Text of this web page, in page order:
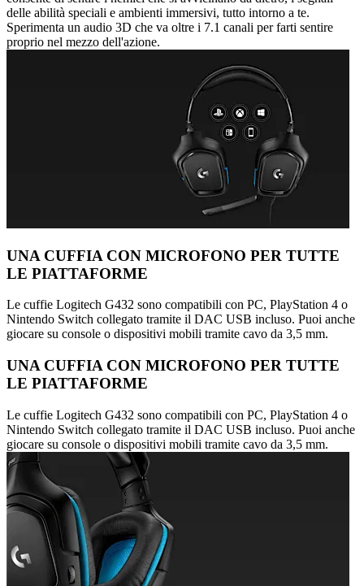
delle abilità speciali e ambienti immersivi, tutto intorno a te.
Sperimenta un audio 3D che va oltre i 7.1 canali per farti sentire
proprio nel mezzo dell'azione.
UNA CUFFIA CON MICROFONO PER TUTTE
LE PIATTAFORME
Le cuffie Logitech G432 sono compatibili con PC, PlayStation 4 o
Nintendo Switch collegato tramite il DAC USB incluso. Puoi anche
giocare su console o dispositivi mobili tramite cavo da 3,5 mm.
UNA CUFFIA CON MICROFONO PER TUTTE
LE PIATTAFORME
Le cuffie Logitech G432 sono compatibili con PC, PlayStation 4 o
Nintendo Switch collegato tramite il DAC USB incluso. Puoi anche
giocare su console o dispositivi mobili tramite cavo da 3,5 mm.